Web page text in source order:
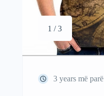
1 / 3
3 years më parë